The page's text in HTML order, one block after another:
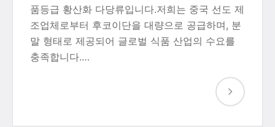
품등급 황산화 다당류입니다.저희는 중국 선도 제
조업체로부터 후코이단을 대량으로 공급하며, 분
말 형태로 제공되어 글로벌 식품 산업의 수요를
충족합니다.…